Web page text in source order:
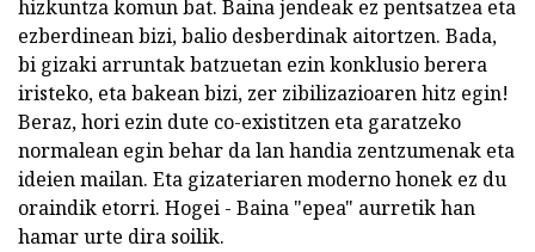
hizkuntza komun bat. Baina jendeak ez pentsatzea eta
ezberdinean bizi, balio desberdinak aitortzen. Bada,
bi gizaki arruntak batzuetan ezin konklusio berera
iristeko, eta bakean bizi, zer zibilizazioaren hitz egin!
Beraz, hori ezin dute co-existitzen eta garatzeko
normalean egin behar da lan handia zentzumenak eta
ideien mailan. Eta gizateriaren moderno honek ez du
oraindik etorri. Hogei - Baina "epea" aurretik han
hamar urte dira soilik.